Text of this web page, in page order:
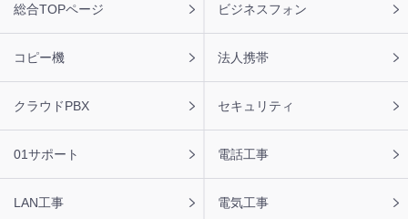
ッ
タ
総合TOPページ ビジネスフォン
コピー機 法人携帯
クラウドPBX セキュリティ
01サポート 電話工事
LAN工事 電気工事